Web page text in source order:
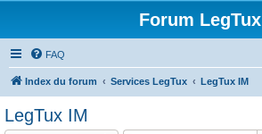
Forum LegTux
FAQ
Index du forum Services LegTux LegTux IM
LegTux IM